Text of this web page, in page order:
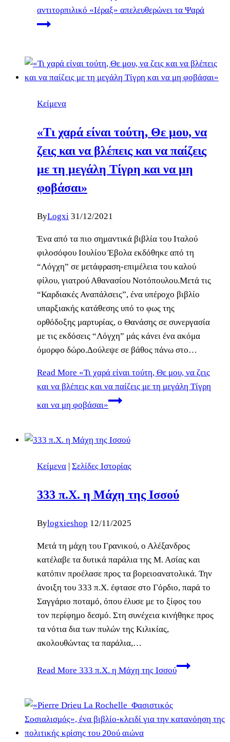
αντιτορπιλικό «Ιέραξ» απελευθερώνει τα Ψαρά
Κείμενα
«Τι χαρά είναι τούτη, Θε μου, να
ζεις και να βλέπεις και να παίζεις
με τη μεγάλη Τίγρη και να μη
φοβάσαι»
ByLogxi 31/12/2021
Ένα από τα πιο σημαντικά βιβλία του Ιταλού
φιλοσόφου Ιουλίου Έβολα εκδόθηκε από τη
“Λόγχη” σε μετάφραση-επιμέλεια του καλού
φίλου, γιατρού Αθανασίου Νοτόπουλου.Μετά τις
“Καρδιακές Αναπάλσεις”, ένα υπέροχο βιβλίο
υπαρξιακής κατάθεσης υπό το φως της
ορθόδοξης μαρτυρίας, ο Θανάσης σε συνεργασία
με τις εκδόσεις “Λόγχη” μάς κάνει ένα ακόμα
όμορφο δώρο.Δούλεψε σε βάθος πάνω στο…
Read More «Τι χαρά είναι τούτη, Θε μου, να ζεις
και να βλέπεις και να παίζεις με τη μεγάλη Τίγρη
και να μη φοβάσαι»
Κείμενα | Σελίδες Ιστορίας
333 π.Χ. η Μάχη της Ισσού
Bylogxieshop 12/11/2025
Μετά τη μάχη του Γρανικού, ο Αλέξανδρος
κατέλαβε τα δυτικά παράλια της Μ. Ασίας και
κατόπιν προέλασε προς τα βορειοανατολικά. Την
άνοιξη του 333 π.Χ. έφτασε στο Γόρδιο, παρά το
Σαγγάριο ποταμό, όπου έλυσε με το ξίφος του
τον περίφημο δεσμό. Στη συνέχεια κινήθηκε προς
τα νότια δια των πυλών της Κιλικίας,
ακολουθώντας τα παράλια,…
Read More 333 π.Χ. η Μάχη της Ισσού